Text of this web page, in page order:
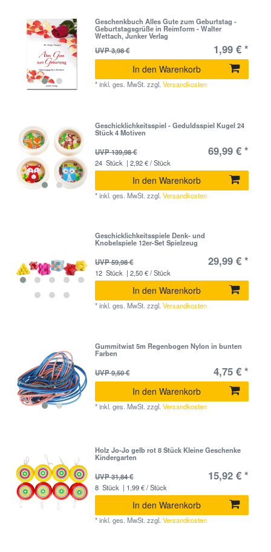
Geschenkbuch Alles Gute zum Geburtstag -
Geburtstagsgrüße in Reimform - Walter
Wettach, Junker Verlag
UVP 3,98 €
1,99 € *
In den Warenkorb
*inkl. ges. MwSt. zzgl.Versandkosten
Geschicklichkeitsspiel - Geduldsspiel Kugel 24
Stück 4 Motiven
UVP 139,98 €
69,99 € *
24 Stück | 2,92 € / Stück
In den Warenkorb
*inkl. ges. MwSt. zzgl.Versandkosten
Geschicklichkeitsspiele Denk- und
Knobelspiele 12er-Set Spielzeug
UVP 59,98 €
29,99 € *
12 Stück | 2,50 € / Stück
In den Warenkorb
*inkl. ges. MwSt. zzgl.Versandkosten
Gummitwist 5m Regenbogen Nylon in bunten
Farben
UVP 9,50 €
4,75 € *
In den Warenkorb
*inkl. ges. MwSt. zzgl.Versandkosten
Holz Jo-Jo gelb rot 8 Stück Kleine Geschenke
Kindergarten
UVP 31,84 €
15,92 € *
8 Stück | 1,99 € / Stück
In den Warenkorb
*inkl. ges. MwSt. zzgl.Versandkosten